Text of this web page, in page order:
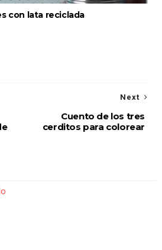
con lata reciclada
Next
Cuento de los tres
cerditos para colorear